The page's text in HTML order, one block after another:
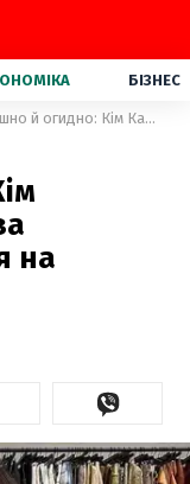
БІЗНЕС
Бездушно й огидно: Кім Кардашян засудили за святкування 40-річчя на приватному острові
на